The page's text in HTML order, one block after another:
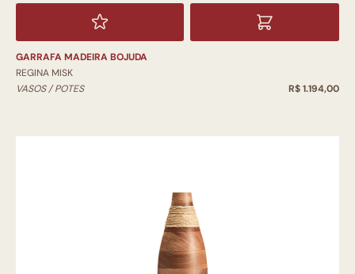
GARRAFA MADEIRA BOJUDA
REGINA MISK
VASOS / POTES
R$ 1.194,00